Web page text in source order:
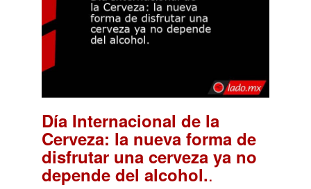
Día Internacional de la
Cerveza: la nueva forma de
disfrutar una cerveza ya no
depende del alcohol..